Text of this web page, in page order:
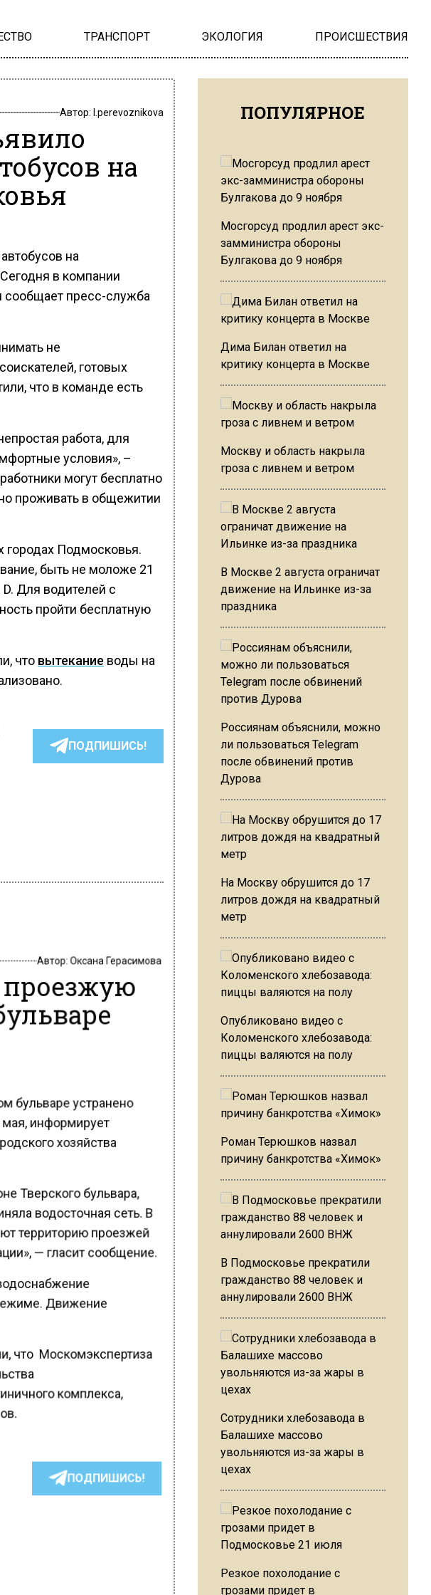
ТРАНСПОРТ ЭКОЛОГИЯ ПРОИСШЕСТВИЯ
Автор: l.perevoznikova
на
на
в компании
сообщает пресс-служба
не
готовых
что в команде есть
работа, для
условия», –
могут бесплатно
проживать в общежитии
городах Подмосковья.
быть не моложе 21
D. Для водителей с
пройти бесплатную
что вытекание воды на
ПОДПИШИСЬ!
Автор:Оксана Герасимова
бульваре устранено
информирует
хозяйства
Тверского бульвара,
водосточная сеть. В
территорию проезжей
— гласит сообщение.
Движение
что Москомэкспертиза
комплекса,
ПОДПИШИСЬ!
ПОПУЛЯРНОЕ
Мосгорсуд продлил арест экс-
замминистра обороны
Булгакова до 9 ноября
Дима Билан ответил на
критику концерта в Москве
Москву и область накрыла
гроза с ливнем и ветром
В Москве 2 августа ограничат
движение на Ильинке из-за
праздника
Россиянам объяснили, можно
ли пользоваться Telegram
после обвинений против
Дурова
На Москву обрушится до 17
литров дождя на квадратный
метр
Опубликовано видео с
Коломенского хлебозавода:
пиццы валяются на полу
Роман Терюшков назвал
причину банкротства «Химок»
В Подмосковье прекратили
гражданство 88 человек и
аннулировали 2600 ВНЖ
Сотрудники хлебозавода в
Балашихе массово
увольняются из-за жары в
цехах
Резкое похолодание с
грозами придет в